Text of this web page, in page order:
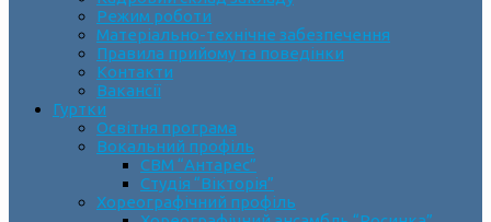
Режим роботи
Матеріально-технічне забезпечення
Правила прийому та поведінки
Контакти
Вакансії
Гуртки
Освітня програма
Вокальний профіль
СВМ “Антарес”
Студія “Вікторія”
Хореографічний профіль